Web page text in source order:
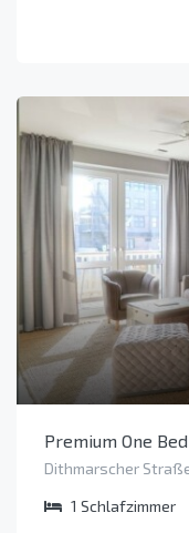
Premium One
Dithmarscher
1 Schlafzimmer